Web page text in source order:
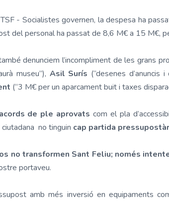
- Socialistes governen, la despesa ha
del personal ha passat de 8,6 M€ a 15 M€,
denunciem l’incompliment de les grans
museu”), Asil Surís (“desenes d’anuncis
(“3 M€ per un aparcament buit i taxes
acords de ple aprovats com el pla
ciutadana no tinguin cap partida
no transformen Sant Feliu; només
portaveu.
amb més inversió en equipaments